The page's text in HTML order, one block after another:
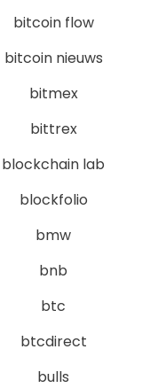
bitcoin flow
bitcoin nieuws
bitmex
bittrex
blockchain lab
blockfolio
bmw
bnb
btc
btcdirect
bulls